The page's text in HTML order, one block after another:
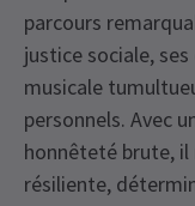
parcours
justice sociale,
musicale
personnels. Avec
honnêteté brute, il
résiliente,